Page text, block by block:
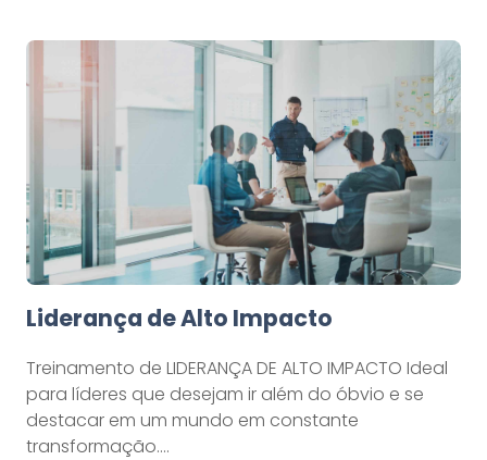
Liderança de Alto Impacto
Treinamento de LIDERANÇA DE ALTO IMPACTO Ideal
para líderes que desejam ir além do óbvio e se
destacar em um mundo em constante
transformação.…